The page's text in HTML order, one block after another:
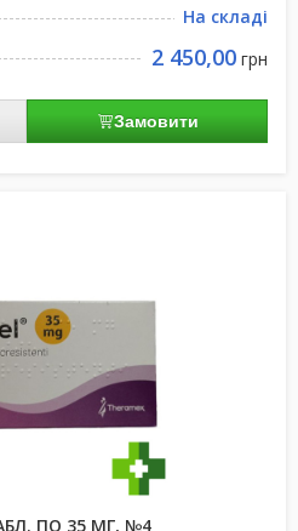
На складі
2 450,00 грн
Замовити
ПО 35 МГ, №4